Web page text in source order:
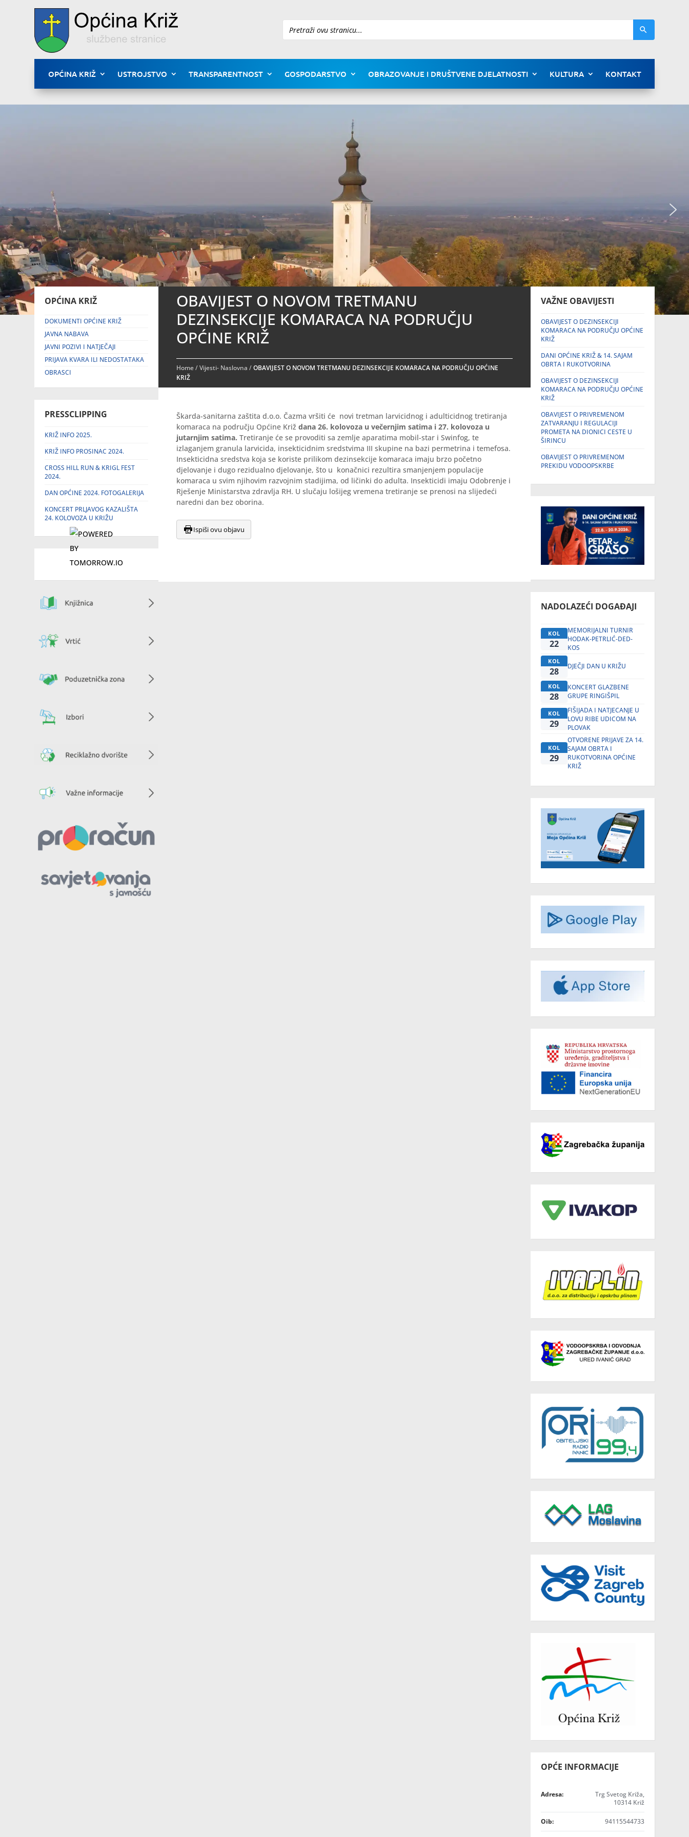
Pretraži
OPĆINA KRIŽ USTROJSTVO TRANSPARENTNOST GOSPODARSTVO OBRAZOVANJE I DRUŠTVENE DJELATNOSTI KULTURA KONTAKT
OPĆINA KRIŽ
DOKUMENTI OPĆINE KRIŽ
JAVNA NABAVA
JAVNI POZIVI I NATJEČAJI
PRIJAVA KVARA ILI NEDOSTATAKA
OBRASCI
PRESSCLIPPING
KRIŽ INFO 2025.
KRIŽ INFO PROSINAC 2024.
CROSS HILL RUN & KRIGL FEST
2024.
DAN OPĆINE 2024. FOTOGALERIJA
KONCERT PRLJAVOG KAZALIŠTA
24. KOLOVOZA U KRIŽU
OBAVIJEST O NOVOM TRETMANU
DEZINSEKCIJE KOMARACA NA PODRUČJU
OPĆINE KRIŽ
Home/Vijesti- Naslovna /OBAVIJEST O NOVOM TRETMANU DEZINSEKCIJE KOMARACA NA PODRUČJU OPĆINE
KRIŽ
Škarda-sanitarna zaštita d.o.o. Čazma vršiti će novi tretman larvicidnog i adulticidnog tretiranja
komaraca na području Općine Križdana 26. kolovoza u večernjim satima i 27. kolovoza u
jutarnjim satima. Tretiranje će se provoditi sa zemlje aparatima mobil-star i Swinfog, te
izlaganjem granula larvicida, insekticidnim sredstvima III skupine na bazi permetrina i temefosa.
Insekticidna sredstva koja se koriste prilikom dezinsekcije komaraca imaju brzo početno
djelovanje i dugo rezidualno djelovanje, što u konačnici rezultira smanjenjem populacije
komaraca u svim njihovim razvojnim stadijima, od ličinki do adulta. Insekticidi imaju Odobrenje i
Rješenje Ministarstva zdravlja RH. U slučaju lošijeg vremena tretiranje se prenosi na slijedeći
naredni dan bez oborina.
Ispiši ovu objavu
VAŽNE OBAVIJESTI
OBAVIJEST O DEZINSEKCIJI
KOMARACA NA PODRUČJU OPĆINE
KRIŽ
DANI OPĆINE KRIŽ & 14. SAJAM
OBRTA I RUKOTVORINA
OBAVIJEST O DEZINSEKCIJI
KOMARACA NA PODRUČJU OPĆINE
KRIŽ
OBAVIJEST O PRIVREMENOM
ZATVARANJU I REGULACIJI
PROMETA NA DIONICI CESTE U
ŠIRINCU
OBAVIJEST O PRIVREMENOM
PREKIDU VODOOPSKRBE
NADOLAZEĆI DOGAĐAJI
KOL
22
MEMORIJALNI TURNIR
HODAK-PETRLIĆ-DED-
KOS
KOL
28 DJEČJI DAN U KRIŽU
KOL
28
KONCERT GLAZBENE
GRUPE RINGIŠPIL
KOL
29
FIŠIJADA I NATJECANJE U
LOVU RIBE UDICOM NA
PLOVAK
KOL
29
OTVORENE PRIJAVE ZA 14.
SAJAM OBRTA I
RUKOTVORINA OPĆINE
KRIŽ
OPĆE INFORMACIJE
Adresa:
Trg Svetog Križa,
10314 Križ
Oib: 94115544733